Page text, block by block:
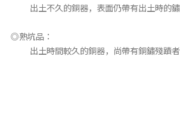
出土不久的銅器，表面仍帶有出土時的鏽
◎熟坑品：
出土時間較久的銅器，尚帶有銅鏽殘蹟者